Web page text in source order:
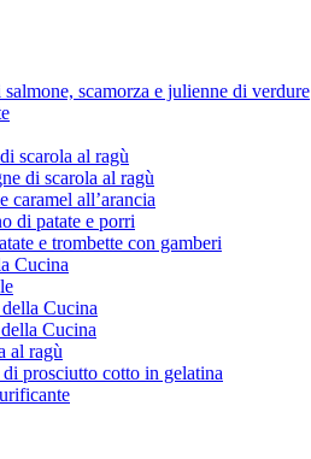
scamorza e julienne di verdure
scarola al ragù
di scarola al ragù
caramel all’arancia
di patate e porri
e trombette con gamberi
Cucina
Cucina
Cucina
al ragù
prosciutto cotto in gelatina